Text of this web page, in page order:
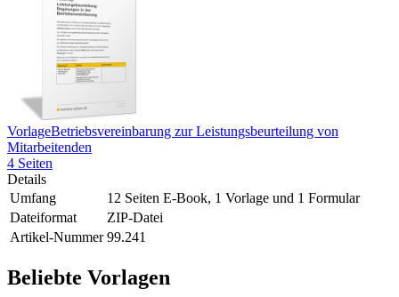
VorlageBetriebsvereinbarung zur Leistungsbeurteilung von
Mitarbeitenden
4 Seiten
Details
Umfang
12 Seiten E-Book, 1 Vorlage und 1 Formular
Dateiformat
ZIP-Datei
Artikel-Nummer 99.241
Beliebte Vorlagen